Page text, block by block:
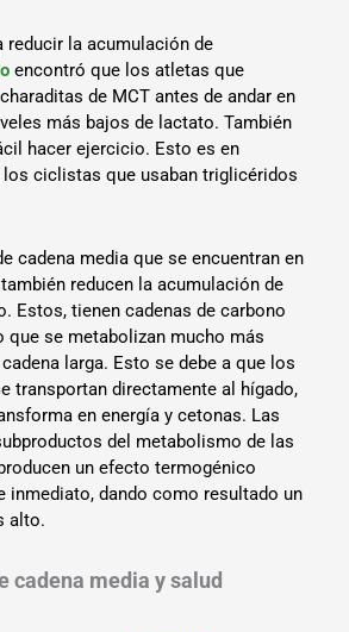
reducir la acumulación de
encontró que los atletas que
de MCT antes de andar en
más bajos de lactato. También
hacer ejercicio. Esto es en
ciclistas que usaban triglicéridos
cadena media que se encuentran en
reducen la acumulación de
Estos, tienen cadenas de carbono
que se metabolizan mucho más
larga. Esto se debe a que los
transportan directamente al hígado,
en energía y cetonas. Las
del metabolismo de las
un efecto termogénico
inmediato, dando como resultado un
alto.
cadena media y salud